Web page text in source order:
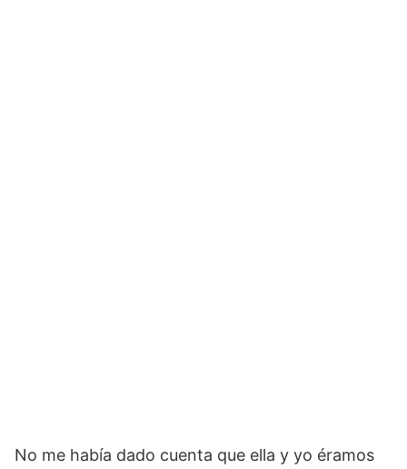
No me había dado cuenta que ella y yo éramos